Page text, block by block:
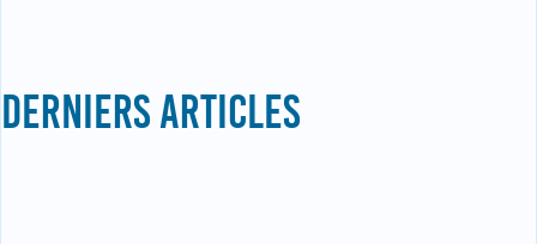
DERNIERS ARTICLES